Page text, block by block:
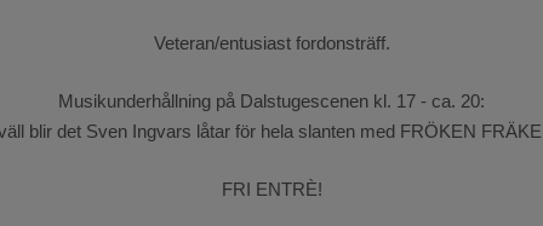
Veteran/entusiast fordonsträff.
Musikunderhållning på Dalstugescenen kl. 17 - ca. 20:
blir det Sven Ingvars låtar för hela slanten med FRÖKEN
FRI ENTRÈ!